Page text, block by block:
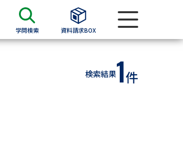
学問検索 資料請求BOX
検索結果1件